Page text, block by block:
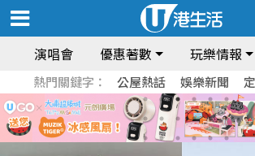
演唱會 優惠著數 玩樂情報
熱門關鍵字： 公屋熱話 娛樂新聞